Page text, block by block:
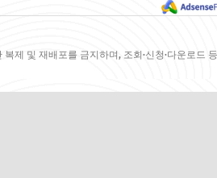
제 및 재배포를 금지하며, 조회·신청·다운로드